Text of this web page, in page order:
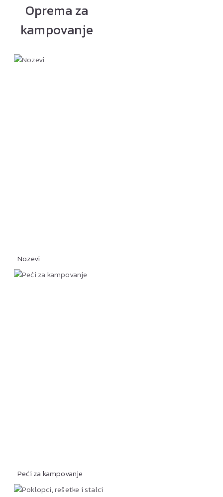
Oprema za
kampovanje
Nozevi
Peći za kampovanje